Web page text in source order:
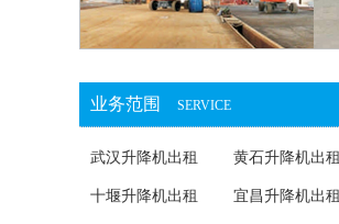
业务范围 SERVICE
武汉升降机出租 黄石升降机出租
十堰升降机出租 宜昌升降机出租